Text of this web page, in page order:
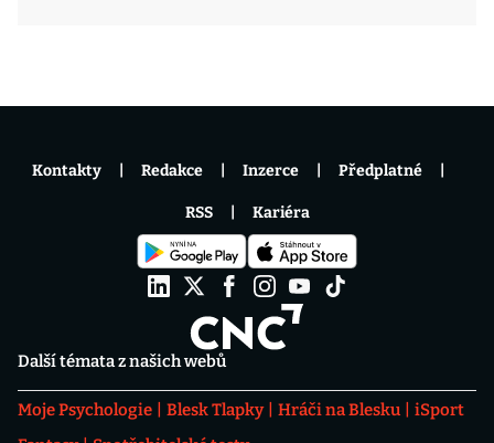
Další témata z našich webů
Moje Psychologie Blesk Tlapky Hráči na Blesku
iSport
Kontakty Redakce Inzerce Předplatné
RSS Kariéra